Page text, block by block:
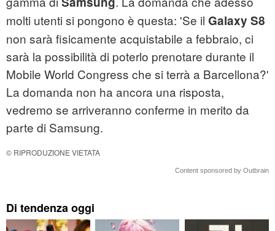
molti utenti si pongono è questa: 'Se il Galaxy S8
non sarà fisicamente acquistabile a febbraio, ci
sarà la possibilità di poterlo prenotare durante il
Mobile World Congress che si terrà a Barcellona?'
La domanda non ha ancora una risposta,
vedremo se arriveranno conferme in merito da
parte di Samsung.
© RIPRODUZIONE VIETATA
Content sponsored by Outbrain
Di tendenza oggi